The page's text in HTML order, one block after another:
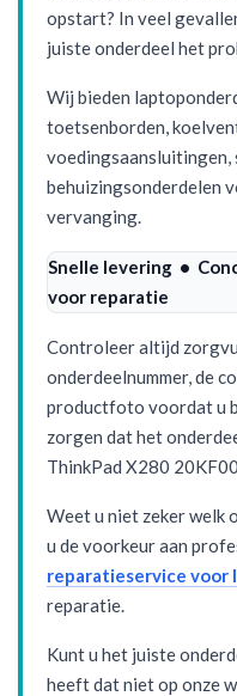
opstart? In veel
juiste onderdeel het
Wij bieden
toetsenborden,
voedingsaansluitingen,
behuizingsonderdelen
vervanging.
Snelle levering •
voor reparatie
Controleer altijd
onderdeelnummer, de
productfoto voordat u
zorgen dat het
ThinkPad X280
Weet u niet zeker welk
u de voorkeur aan
reparatieservice voor
reparatie.
Kunt u het juiste
heeft dat niet op onze